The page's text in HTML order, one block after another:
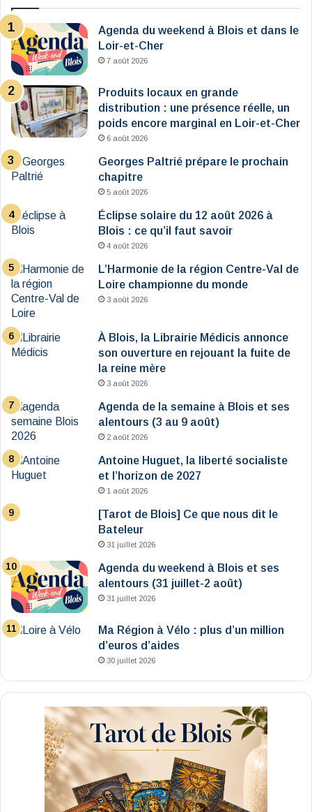
Agenda du weekend à Blois et dans le
Loir-et-Cher
7 août 2026
Produits locaux en grande
distribution : une présence réelle, un
poids encore marginal en Loir-et-Cher
6 août 2026
Georges Paltrié prépare le prochain
chapitre
5 août 2026
Éclipse solaire du 12 août 2026 à
Blois : ce qu’il faut savoir
4 août 2026
L’Harmonie de la région Centre-Val de
Loire championne du monde
3 août 2026
À Blois, la Librairie Médicis annonce
son ouverture en rejouant la fuite de
la reine mère
3 août 2026
Agenda de la semaine à Blois et ses
alentours (3 au 9 août)
2 août 2026
Antoine Huguet, la liberté socialiste
et l’horizon de 2027
1 août 2026
[Tarot de Blois] Ce que nous dit le
Bateleur
31 juillet 2026
Agenda du weekend à Blois et ses
alentours (31 juillet-2 août)
31 juillet 2026
Ma Région à Vélo : plus d’un million
d’euros d’aides
30 juillet 2026